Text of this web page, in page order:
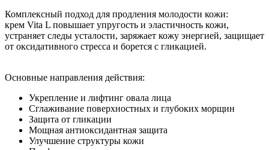
Комплексный подход для продления молодости кожи:
крем Vita L повышает упругость и эластичность кожи,
устраняет следы усталости, заряжает кожу энергией, защищает
от оксидативного стресса и борется с гликацией.
Основные направления действия:
Укрепление и лифтинг овала лица
Сглаживание поверхностных и глубоких морщин
Защита от гликации
Мощная антиоксидантная защита
Улучшение структуры кожи